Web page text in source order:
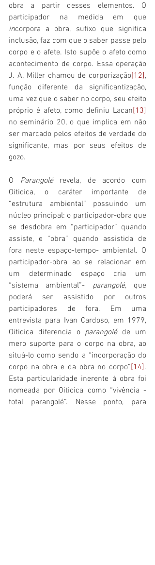
obra a partir desses elementos. O
incorpora a obra, sufixo que significa
inclusão, faz com que o saber passe pelo
corpo e o afete. Isto supõe o afeto como
acontecimento de corpo. Essa operação
J. A. Miller chamou de corporização[12],
função diferente da significantização,
uma vez que o saber no corpo, seu efeito
próprio é afeto, como definiu Lacan[13]
no seminário 20, o que implica em não
ser marcado pelos efeitos de verdade do
significante, mas por seus efeitos de
gozo.
O Parangolé revela, de acordo com
Oiticica, o caráter importante de
“estrutura ambiental” possuindo um
núcleo principal: o participador-obra que
se desdobra em “participador” quando
assiste, e “obra” quando assistida de
fora neste espaço-tempo- ambiental. O
participador-obra ao se relacionar em
um determinado espaço cria um
“sistema ambiental”- parangolé, que
poderá ser assistido por outros
participadores de fora. Em uma
entrevista para Ivan Cardoso, em 1979,
Oiticica diferencia o parangolé de um
mero suporte para o corpo na obra, ao
situá-lo como sendo a “incorporação do
corpo na obra e da obra no corpo”[14].
Esta particularidade inerente à obra foi
nomeada por Oiticica como “vivência -
total parangolé”. Nesse ponto, para